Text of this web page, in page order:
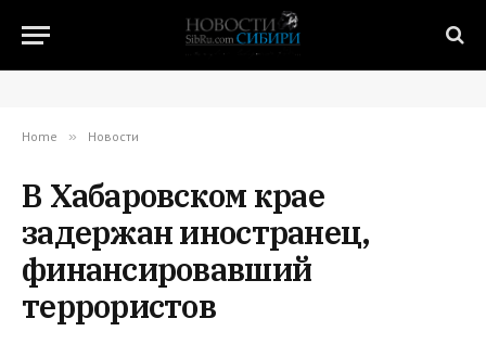
Home » Новости
В Хабаровском крае
задержан иностранец,
финансировавший
террористов